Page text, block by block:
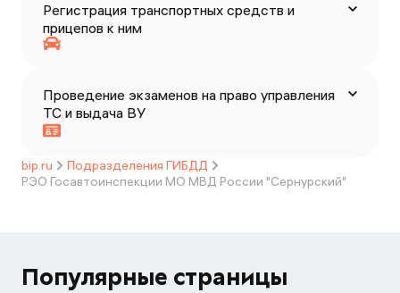
Регистрация транспортных средств и
прицепов к ним
Проведение экзаменов на право управления
ТС и выдача ВУ
bip.ru
Подразделения ГИБДД
РЭО Госавтоинспекции МО МВД России "Сернурский"
Популярные страницы